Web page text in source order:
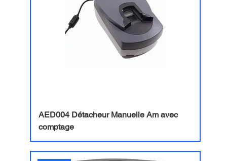
AED004 Détacheur Manuelle Am avec
comptage